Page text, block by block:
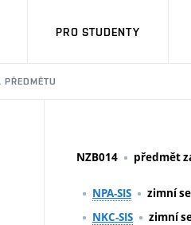
PRO STUDENTY
PŘEDMĚTU
NZB014 předmět
NPA-SIS zimní
NKC-SIS
zimní